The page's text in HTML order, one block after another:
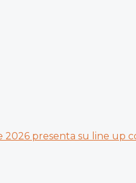
2026 presenta su line up